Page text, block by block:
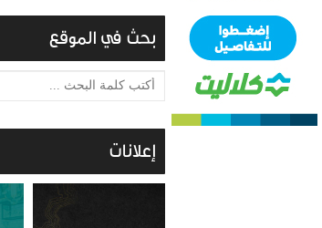
بحث في الموقع
أكتب كلمة البحث ...
إعلانات